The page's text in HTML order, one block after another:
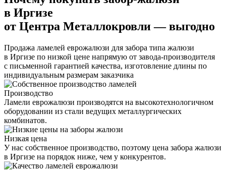
в Иргизе
от Центра Металлокровли — выгодно
Продажа ламелей еврожалюзи для забора типа жалюзи
в Иргизе по низкой цене напрямую от завода-производителя
с письменной гарантией качества, изготовление длины по
индивидуальным размерам заказчика
Производство
Ламели еврожалюзи производятся на высокотехнологичном
оборудовании из стали ведущих металлургических
комбинатов.
Низкая цена
У нас собственное производство, поэтому цена забора жалюзи
в Иргизе на порядок ниже, чем у конкурентов.